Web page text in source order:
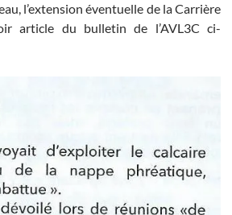
l’extension éventuelle de la Carrière
article du bulletin de l’AVL3C ci-